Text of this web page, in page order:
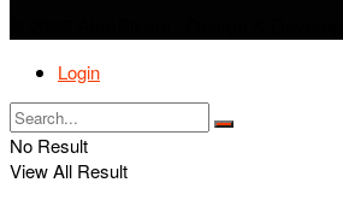
Login
No Result
View All Result